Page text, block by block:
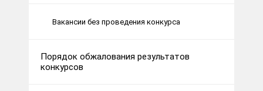
Вакансии без проведения конкурса
Порядок обжалования результатов
конкурсов